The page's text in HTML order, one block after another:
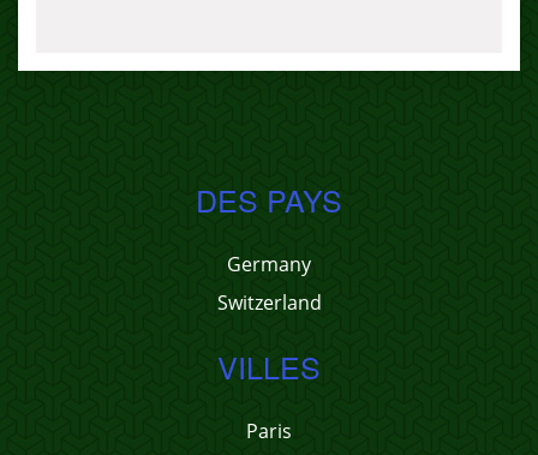
DES PAYS
Germany
Switzerland
VILLES
Paris